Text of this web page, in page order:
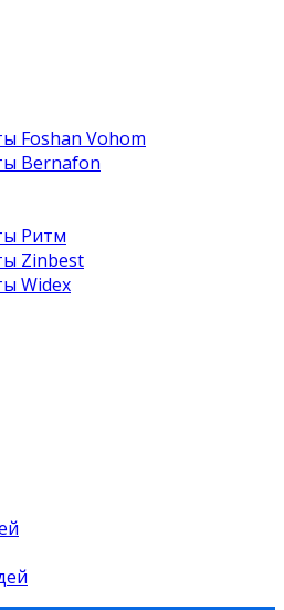
Foshan Vohom
Bernafon
Ритм
Zinbest
Widex